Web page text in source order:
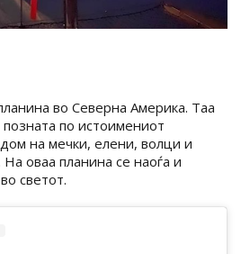
во Северна Америка. Таа
позната по истоимениот
на мечки, елени, волци и
оваа планина се наоѓа и
светот.